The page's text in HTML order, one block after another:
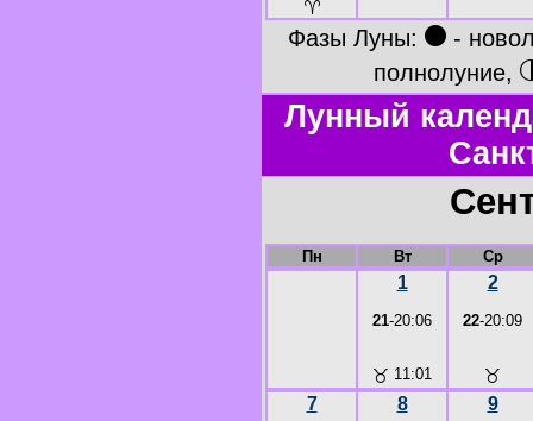
♈
Фазы Луны: ● -
полнолуние,
Лунный
Пн Вт Ср
1
21-20:06
♉ 11:01
2
22-20:09
♉
7 8 9